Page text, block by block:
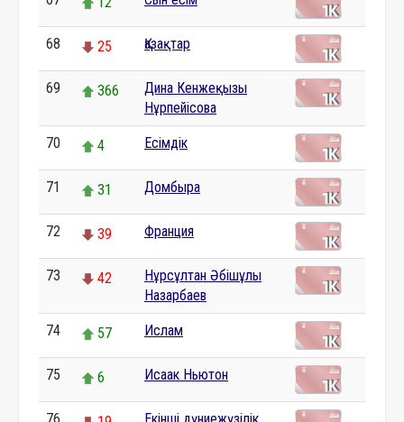
68 25 Қазақтар
69 366
Дина Кенжеқызы
Нұрпейісова
70 4 Есімдік
71 31 Домбыра
72 39 Франция
73 42
Нұрсұлтан Әбішұлы
Назарбаев
74 57 Ислам
75 6 Исаак Ньютон